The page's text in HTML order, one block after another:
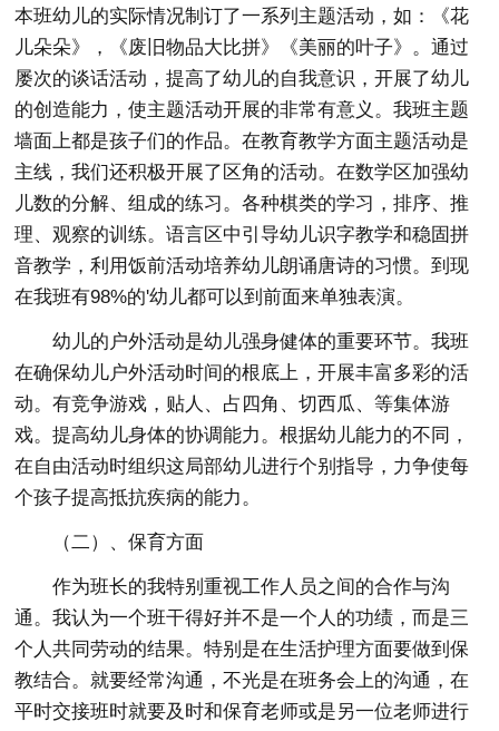
本班幼儿的实际情况制订了一系列主题活动，如：《花
儿朵朵》，《废旧物品大比拼》《美丽的叶子》。通过
屡次的谈话活动，提高了幼儿的自我意识，开展了幼儿
的创造能力，使主题活动开展的非常有意义。我班主题
墙面上都是孩子们的作品。在教育教学方面主题活动是
主线，我们还积极开展了区角的活动。在数学区加强幼
儿数的分解、组成的练习。各种棋类的学习，排序、推
理、观察的训练。语言区中引导幼儿识字教学和稳固拼
音教学，利用饭前活动培养幼儿朗诵唐诗的习惯。到现
在我班有98%的'幼儿都可以到前面来单独表演。
幼儿的户外活动是幼儿强身健体的重要环节。我班
在确保幼儿户外活动时间的根底上，开展丰富多彩的活
动。有竞争游戏，贴人、占四角、切西瓜、等集体游
戏。提高幼儿身体的协调能力。根据幼儿能力的不同，
在自由活动时组织这局部幼儿进行个别指导，力争使每
个孩子提高抵抗疾病的能力。
（二）、保育方面
作为班长的我特别重视工作人员之间的合作与沟
通。我认为一个班干得好并不是一个人的功绩，而是三
个人共同劳动的结果。特别是在生活护理方面要做到保
教结合。就要经常沟通，不光是在班务会上的沟通，在
平时交接班时就要及时和保育老师或是另一位老师进行